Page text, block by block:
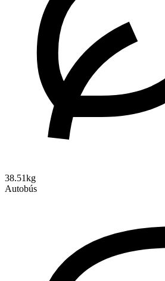
38.51kg
Autobús